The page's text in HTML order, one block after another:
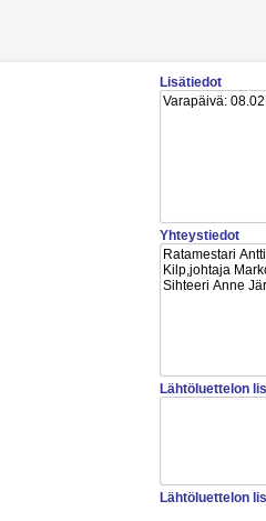
Lisätiedot
Yhteystiedot
Lähtöluettelon
Lähtöluettelon